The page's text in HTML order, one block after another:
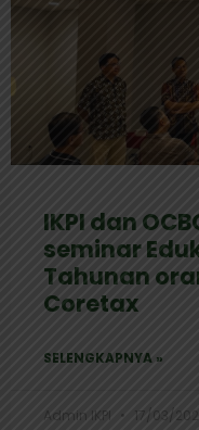
IKPI dan
seminar
Tahunan
Coretax
SELENGKAPNYA »
Admin IKPI 17/03/